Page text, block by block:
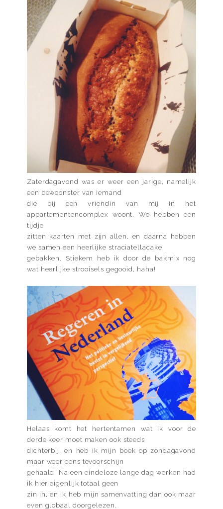
Zaterdagavond was er weer een jarige, namelijk
een bewoonster van iemand
die bij een vriendin van mij in het
appartementencomplex woont. We hebben een
tijdje
zitten kaarten met zijn allen, en daarna hebben
we samen een heerlijke straciatellacake
gebakken. Stiekem heb ik door de bakmix nog
wat heerlijke strooisels gegooid, haha!
Helaas komt het hertentamen wat ik voor de
derde keer moet maken ook steeds
dichterbij, en heb ik mijn boek op zondagavond
maar weer eens tevoorschijn
gehaald. Na een eindeloze lange dag werken had
ik hier eigenlijk totaal geen
zin in, en ik heb mijn samenvatting dan ook maar
even globaal doorgelezen.